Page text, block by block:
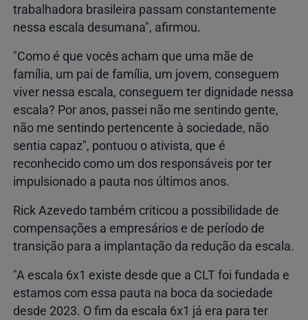
trabalhadora brasileira passam constantemente
nessa escala desumana", afirmou.
"Como é que vocês acham que uma mãe de
família, um pai de família, um jovem, conseguem
viver nessa escala, conseguem ter dignidade nessa
escala? Por anos, passei não me sentindo gente,
não me sentindo pertencente à sociedade, não
sentia capaz", pontuou o ativista, que é
reconhecido como um dos responsáveis por ter
impulsionado a pauta nos últimos anos.
Rick Azevedo também criticou a possibilidade de
compensações a empresários e de período de
transição para a implantação da redução da escala.
"A escala 6x1 existe desde que a CLT foi fundada e
estamos com essa pauta na boca da sociedade
desde 2023. O fim da escala 6x1 já era para ter